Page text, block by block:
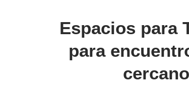
Espacios para
para